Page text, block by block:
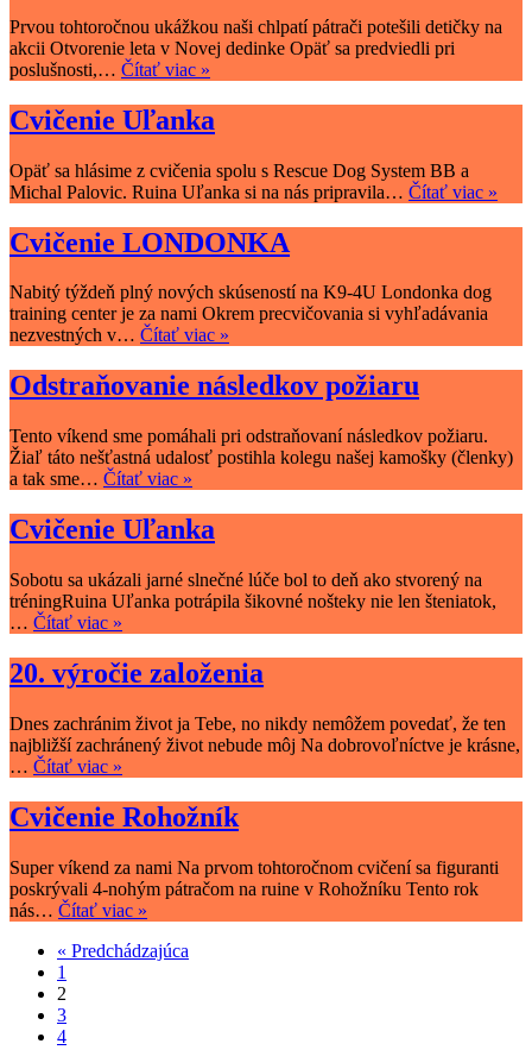
Prvou tohtoročnou ukážkou naši chlpatí pátrači potešili detičky na
akcii Otvorenie leta v Novej dedinke Opäť sa predviedli pri
poslušnosti,… Čítať viac »
Dedinka
Cvičenie Uľanka
Opäť sa hlásime z cvičenia spolu s Rescue Dog System BB a
Michal Palovic. Ruina Uľanka si na nás pripravila… Čítať viac »
Cvičenie LONDONKA
Nabitý týždeň plný nových skúseností na K9-4U Londonka dog
training center je za nami Okrem precvičovania si vyhľadávania
nezvestných v… Čítať viac »
Odstraňovanie následkov požiaru
Tento víkend sme pomáhali pri odstraňovaní následkov požiaru.
Žiaľ táto nešťastná udalosť postihla kolegu našej kamošky (členky)
a tak sme… Čítať viac »
požiaru
Cvičenie Uľanka
Sobotu sa ukázali jarné slnečné lúče bol to deň ako stvorený na
tréningRuina Uľanka potrápila šikovné nošteky nie len šteniatok,
… Čítať viac »
20. výročie založenia
Dnes zachránim život ja Tebe, no nikdy nemôžem povedať, že ten
najbližší zachránený život nebude môj Na dobrovoľníctve je krásne,
… Čítať viac »
založenia
Cvičenie Rohožník
Super víkend za nami Na prvom tohtoročnom cvičení sa figuranti
poskrývali 4-nohým pátračom na ruine v Rohožníku Tento rok
nás… Čítať viac »
« Predchádzajúca
1
2
3
4